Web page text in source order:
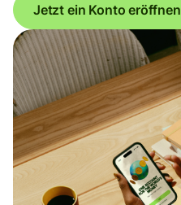
Jetzt ein Konto eröffnen